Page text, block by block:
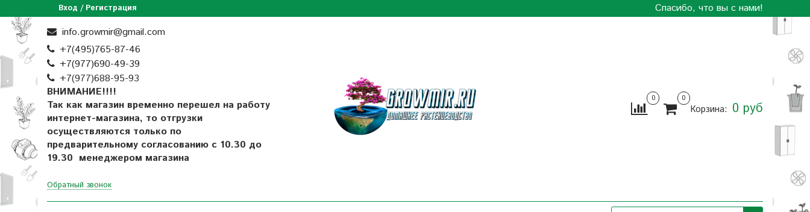
Вход / Регистрация
Спасибо, что вы с нами!
info.growmir@gmail.com
+7(495)765-87-46
+7(977)690-49-39
+7(977)688-95-93
ВНИМАНИЕ!!!!
Так как магазин временно перешел на работу
интернет-магазина, то отгрузки
осуществляются только по
предварительному согласованию с 10.30 до
19.30 менеджером магазина
Обратный звонок
0 0
Корзина: 0 руб